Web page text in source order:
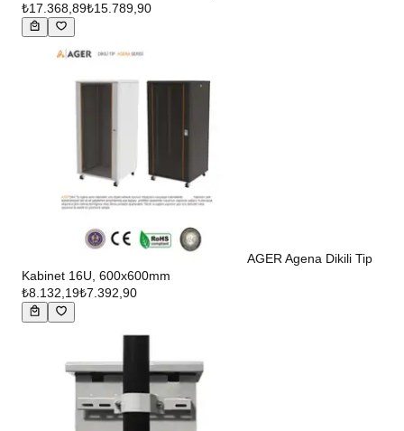
₺17.368,89₺15.789,90
AGER Agena Dikili Tip
Kabinet 16U, 600x600mm
₺8.132,19₺7.392,90